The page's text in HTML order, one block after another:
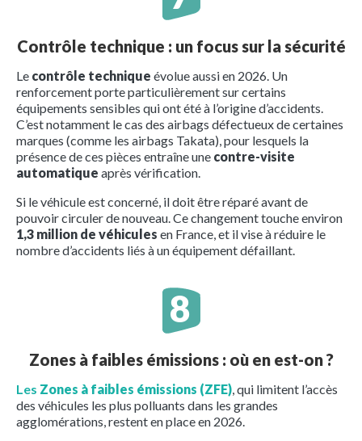
Contrôle technique : un focus sur la sécurité
Le contrôle technique évolue aussi en 2026. Un
renforcement porte particulièrement sur certains
équipements sensibles qui ont été à l’origine d’accidents.
C’est notamment le cas des airbags défectueux de certaines
marques (comme les airbags Takata), pour lesquels la
présence de ces pièces entraîne une contre-visite
automatique après vérification.
Si le véhicule est concerné, il doit être réparé avant de
pouvoir circuler de nouveau. Ce changement touche environ
1,3 million de véhicules en France, et il vise à réduire le
nombre d’accidents liés à un équipement défaillant.
Zones à faibles émissions : où en est-on ?
Les Zones à faibles émissions (ZFE) , qui limitent l’accès
des véhicules les plus polluants dans les grandes
agglomérations, restent en place en 2026.